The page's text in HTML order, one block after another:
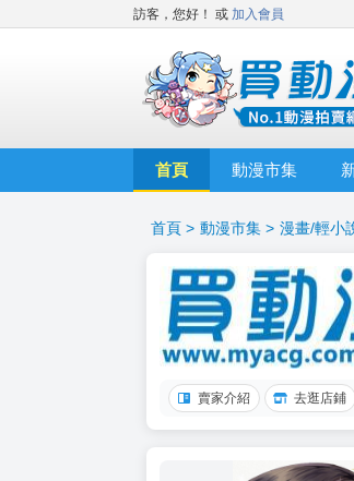
訪客，您好！ 或 加入會員
首頁 動漫市集
首頁 > 動漫市集 > 漫畫/輕小
賣家介紹 去逛店鋪